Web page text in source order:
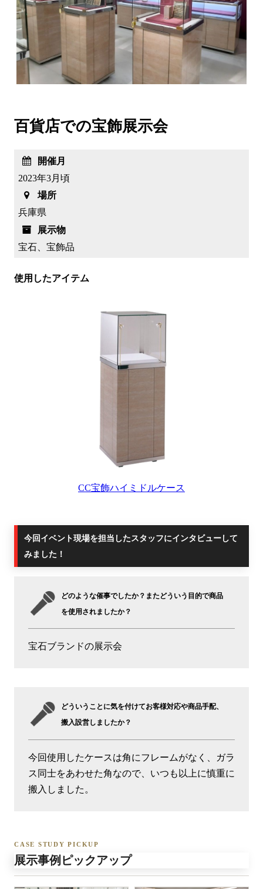
百貨店での宝飾展示会
開催月
2023年3月頃
場所
兵庫県
展示物
宝石、宝飾品
使用したアイテム
CC宝飾ハイミドルケース
今回イベント現場を担当したスタッフにインタビューして
みました！
どのような催事でしたか？またどういう目的で商品
を使用されましたか？
宝石ブランドの展示会
どういうことに気を付けてお客様対応や商品手配、
搬入設営しましたか？
今回使用したケースは角にフレームがなく、ガラ
ス同士をあわせた角なので、いつも以上に慎重に
搬入しました。
CASE STUDY PICKUP
展示事例ピックアップ